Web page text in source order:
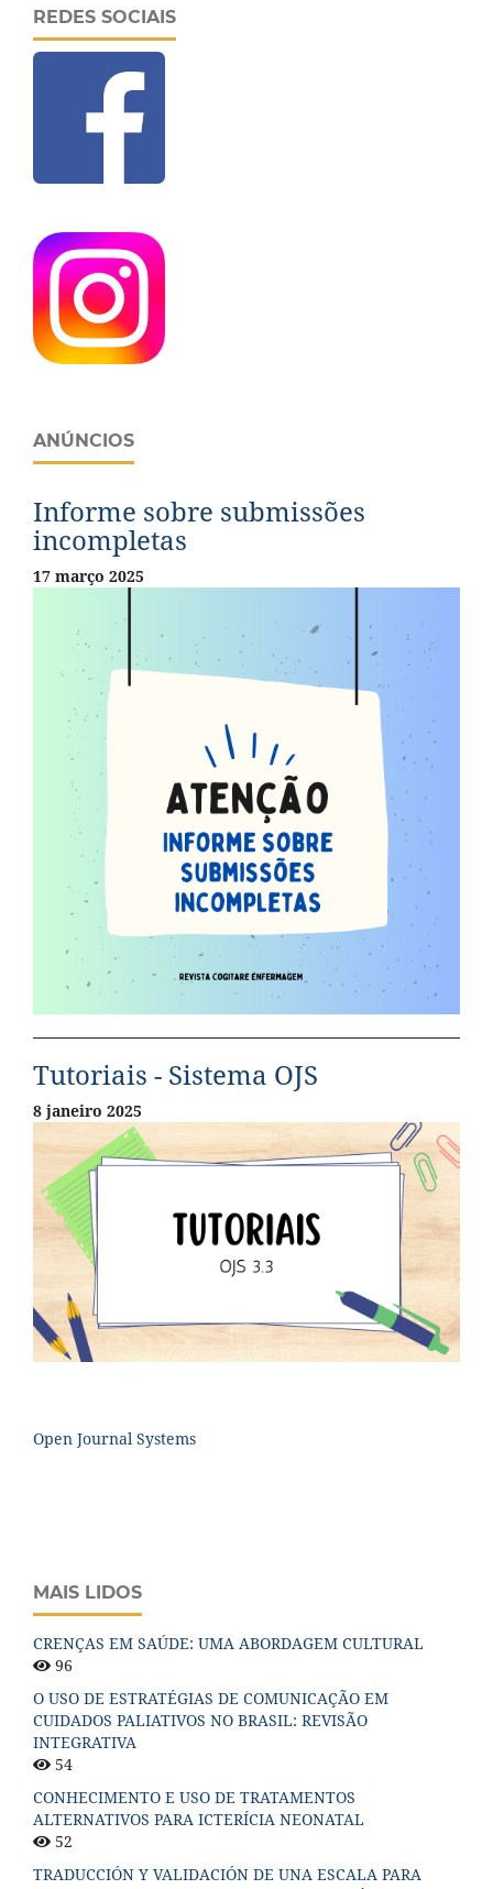
REDES SOCIAIS
ANÚNCIOS
Informe sobre submissões
incompletas
17 março 2025
Tutoriais - Sistema OJS
8 janeiro 2025
Open Journal Systems
MAIS LIDOS
CRENÇAS EM SAÚDE: UMA ABORDAGEM CULTURAL
96
O USO DE ESTRATÉGIAS DE COMUNICAÇÃO EM
CUIDADOS PALIATIVOS NO BRASIL: REVISÃO
INTEGRATIVA
54
CONHECIMENTO E USO DE TRATAMENTOS
ALTERNATIVOS PARA ICTERÍCIA NEONATAL
52
TRADUCCIÓN Y VALIDACIÓN DE UNA ESCALA PARA